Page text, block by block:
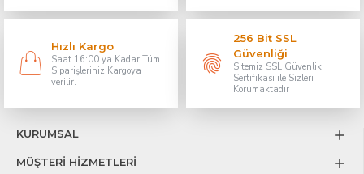
Hızlı Kargo
Saat 16:00 ya Kadar Tüm
Siparişleriniz Kargoya
verilir.
256 Bit SSL
Güvenliği
Sitemiz SSL Güvenlik
Sertifikası ile Sizleri
Korumaktadır
KURUMSAL
MÜŞTERİ HİZMETLERİ